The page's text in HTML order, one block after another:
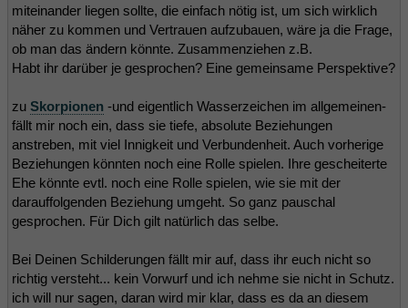
miteinander liegen sollte, die einfach nötig ist, um sich wirklich
näher zu kommen und Vertrauen aufzubauen, wäre ja die Frage,
ob man das ändern könnte. Zusammenziehen z.B.
Habt ihr darüber je gesprochen? Eine gemeinsame Perspektive?
zu Skorpionen -und eigentlich Wasserzeichen im allgemeinen-
fällt mir noch ein, dass sie tiefe, absolute Beziehungen
anstreben, mit viel Innigkeit und Verbundenheit. Auch vorherige
Beziehungen könnten noch eine Rolle spielen. Ihre gescheiterte
Ehe könnte evtl. noch eine Rolle spielen, wie sie mit der
darauffolgenden Beziehung umgeht. So ganz pauschal
gesprochen. Für Dich gilt natürlich das selbe.
Bei Deinen Schilderungen fällt mir auf, dass ihr euch nicht so
richtig versteht... kein Vorwurf und ich nehme sie nicht in Schutz.
ich will nur sagen, daran wird mir klar, dass es da an diesem